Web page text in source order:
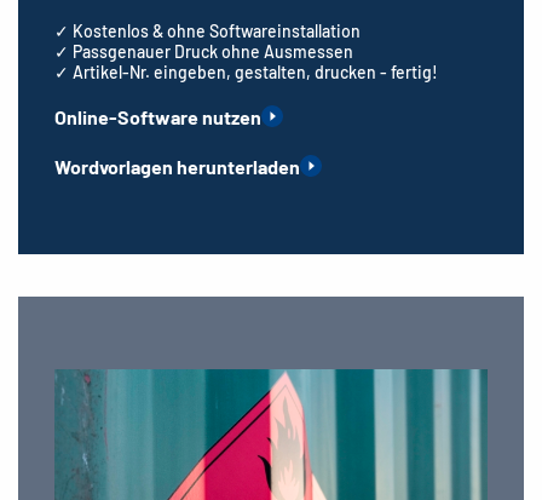
✓ Kostenlos & ohne Softwareinstallation
✓ Passgenauer Druck ohne Ausmessen
✓ Artikel-Nr. eingeben, gestalten, drucken - fertig!
Online-Software nutzen
Wordvorlagen herunterladen